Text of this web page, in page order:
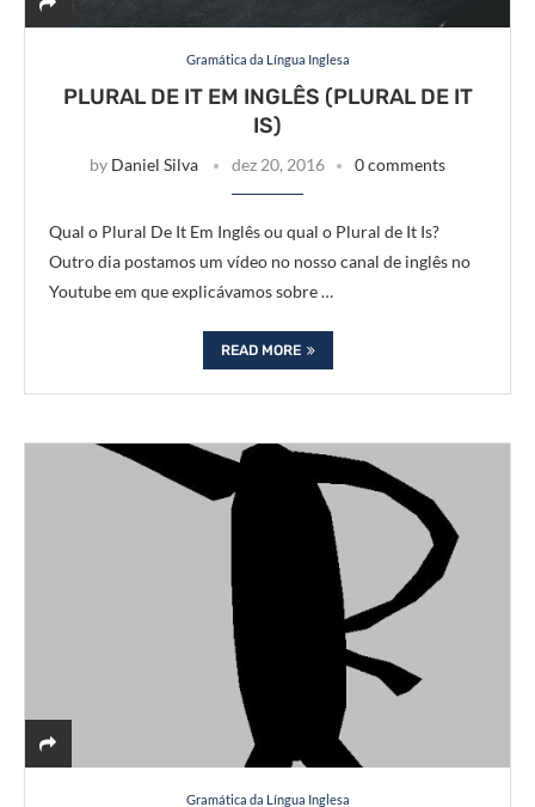
Gramática da Língua Inglesa
PLURAL DE IT EM INGLÊS (PLURAL DE IT
IS)
by Daniel Silva dez 20, 2016 0 comments
Qual o Plural De It Em Inglês ou qual o Plural de It Is?
Outro dia postamos um vídeo no nosso canal de inglês no
Youtube em que explicávamos sobre …
READ MORE
Gramática da Língua Inglesa